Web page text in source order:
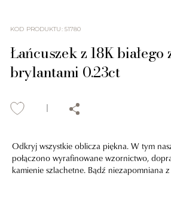
KOD PRODUKTU: 51780
Łańcuszek z 18K białego
brylantami 0.23ct
Odkryj wszystkie oblicza piękna. W tym
połączono wyrafinowane wzornictwo,
kamienie szlachetne. Bądź niezapomniana z